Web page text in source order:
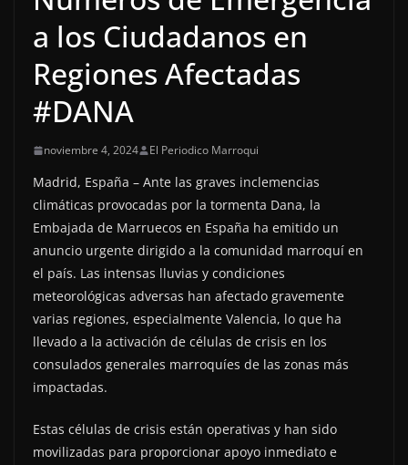
a los Ciudadanos en
Regiones Afectadas
#DANA
noviembre 4, 2024 El Periodico Marroqui
Madrid, España – Ante las graves inclemencias
climáticas provocadas por la tormenta Dana, la
Embajada de Marruecos en España ha emitido un
anuncio urgente dirigido a la comunidad marroquí en
el país. Las intensas lluvias y condiciones
meteorológicas adversas han afectado gravemente
varias regiones, especialmente Valencia, lo que ha
llevado a la activación de células de crisis en los
consulados generales marroquíes de las zonas más
impactadas.
Estas células de crisis están operativas y han sido
movilizadas para proporcionar apoyo inmediato e